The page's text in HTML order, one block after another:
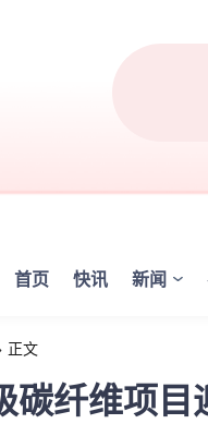
首页 快讯 新闻
正文
碳纤维项